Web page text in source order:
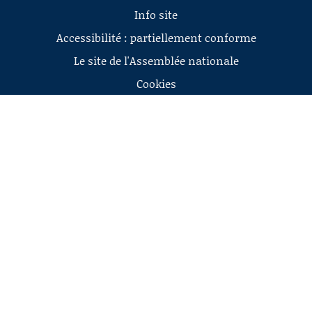
Info site
Accessibilité : partiellement conforme
Le site de l'Assemblée nationale
Cookies